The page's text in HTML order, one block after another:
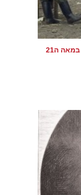
קונגו : המלחמה הקטלנית ביותר במאה ה21